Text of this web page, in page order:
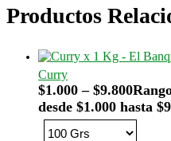
Productos
Curry
$1.000 – $9.800
desde $1.000 hasta